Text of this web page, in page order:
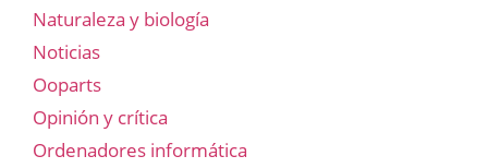
Naturaleza y biología
Noticias
Ooparts
Opinión y crítica
Ordenadores informática